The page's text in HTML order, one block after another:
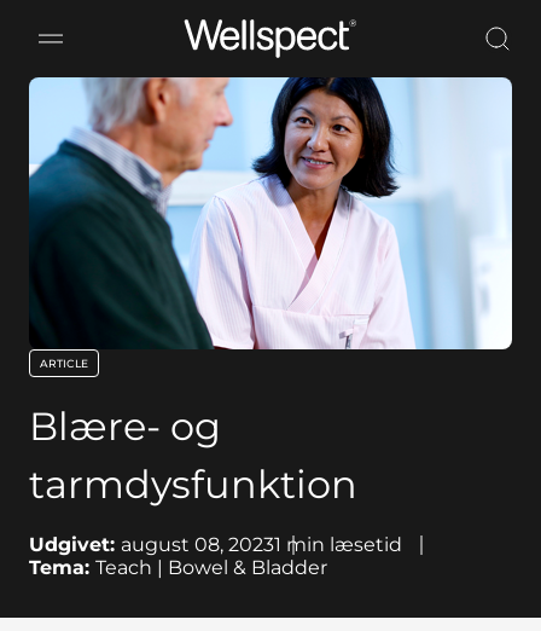
Wellspect
Blære- og
tarmdysfunktion
key:global.content-type:
ARTICLE
Udgivet: august 08, 20231 min læsetid
Tema: Teach | Bowel & Bladder